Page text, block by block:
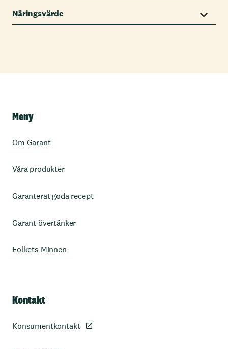
Näringsvärde
Meny
Om Garant
Våra produkter
Garanterat goda recept
Garant övertänker
Folkets Minnen
Kontakt
Konsumentkontakt